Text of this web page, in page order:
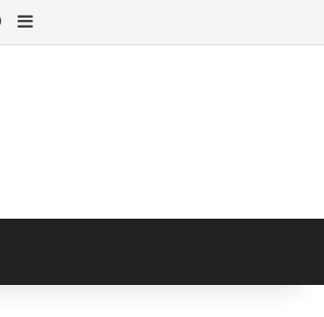
Log InSidebar